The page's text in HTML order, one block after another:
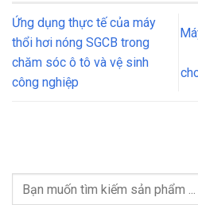
Ứng dụng thực tế của máy
thổi hơi nóng SGCB trong
chăm sóc ô tô và vệ sinh
công nghiệp